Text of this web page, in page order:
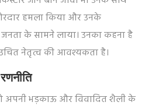
हमला किया और उनके
के सामने लाया। उनका कहना है
नेतृत्व की आवश्यकता है।
अपनी भड़काऊ और विवादित शैली के